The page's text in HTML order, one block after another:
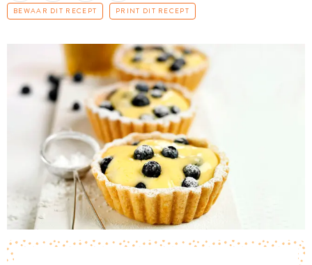
BEWAAR DIT RECEPT PRINT DIT RECEPT